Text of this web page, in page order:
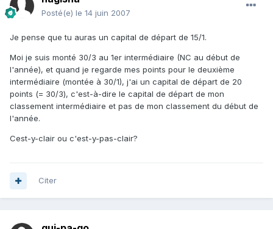
Posté(e) le 14 juin 2007
Je pense que tu auras un capital de départ de 15/1.
Moi je suis monté 30/3 au 1er intermédiaire (NC au début de
l'année), et quand je regarde mes points pour le deuxième
intermédiaire (montée à 30/1), j'ai un capital de départ de 20
points (= 30/3), c'est-à-dire le capital de départ de mon
classement intermédiaire et pas de mon classement du début de
l'année.
Cest-y-clair ou c'est-y-pas-clair?
Citer